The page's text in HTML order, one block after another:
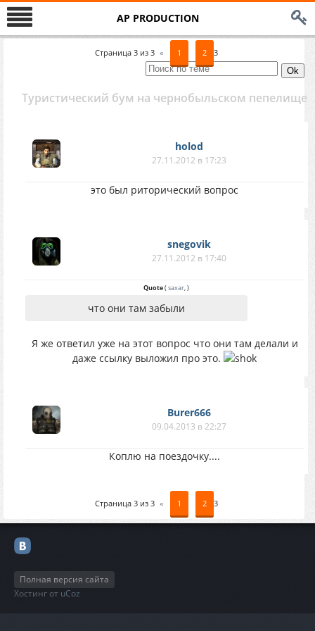
AP PRODUCTION
Страница 3 из 3 « 1 2 3
Туристический бум на чернобыльском пепелище
holod
27.11.2012 в 17:23
это был риторический вопрос
snegovik
27.11.2012 в 17:40
Quote(saxar,)
что они там забыли
Я же ответил уже на этот вопрос что они там делали и
даже ссылку выложил про это.
Burer666
09.04.2013 в 22:27
Коплю на поездочку....
Страница 3 из 3 « 1 2 3
Полная версия сайта
Хостинг от uCoz